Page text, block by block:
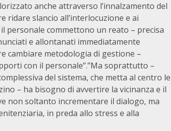
anche attraverso l’innalzamento del
ridare slancio all’interlocuzione e ai
personale commettono un reato – precisa
e allontanati immediatamente
cambiare metodologia di gestione –
con il personale”.”Ma soprattutto –
del sistema, che metta al centro le
– ha bisogno di avvertire la vicinanza e il
non soltanto incrementare il dialogo, ma
in preda allo stress e alla